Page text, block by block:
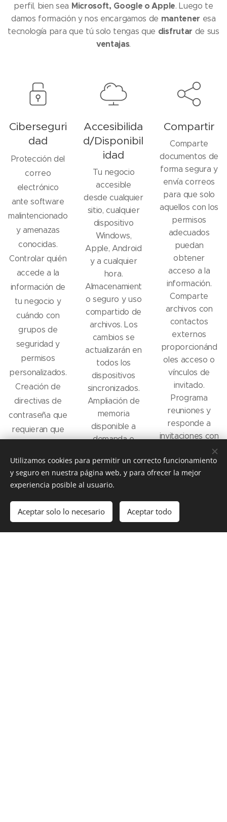
perfil, bien sea Microsoft, Google o Apple. Luego te
damos formación y nos encargamos de mantener esa
tecnología para que tú solo tengas que disfrutar de sus
ventajas.
Ciberseguri
dad
Protección del
correo
electrónico
ante software
malintencionado
y amenazas
conocidas.
Controlar quién
accede a la
información de
tu negocio y
cuándo con
grupos de
seguridad y
permisos
personalizados.
Creación de
directivas de
contraseña que
requieran que
restablezca sus
contraseñas
después de un
número de días
especificado.
Accesibilida
d/Disponibil
idad
Tu negocio
accesible
desde cualquier
sitio, cualquier
dispositivo
Windows,
Apple, Android
y a cualquier
hora.
Almacenamient
o seguro y uso
compartido de
archivos. Los
cambios se
actualizarán en
todos los
dispositivos
sincronizados.
Ampliación de
memoria
disponible a
demanda e
según tus
necesidades.
Compartir
Comparte
documentos de
forma segura y
envía correos
para que solo
aquellos con los
permisos
adecuados
puedan
obtener
acceso a la
información.
Comparte
archivos con
contactos
externos
proporcionánd
oles acceso o
vínculos de
invitado.
Programa
reuniones y
responde a
invitaciones con
mediante
calendarios
Utilizamos cookies para permitir un correcto funcionamiento
y seguro en nuestra página web, y para ofrecer la mejor
experiencia posible al usuario.
Aceptar solo lo necesario Aceptar todo